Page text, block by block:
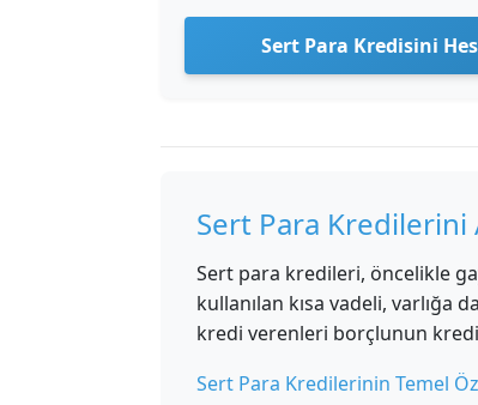
Sert Para Kredisini
Sert Para Kredilerini
Sert para kredileri, öncelikle
kullanılan kısa vadeli, varlığa
kredi verenleri borçlunun
Sert Para Kredilerinin Temel